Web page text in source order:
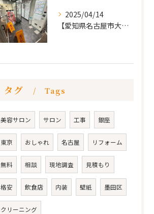
2025/04/14
【愛知県名古屋市大須 カードショップ屋のリノベーション
タグ Tags
美容サロン サロン 工事 銀座
東京 おしゃれ 名古屋 リフォーム
無料 相談 現地調査 見積もり
格安 飲食店 内装 壁紙 墨田区
クリーニング